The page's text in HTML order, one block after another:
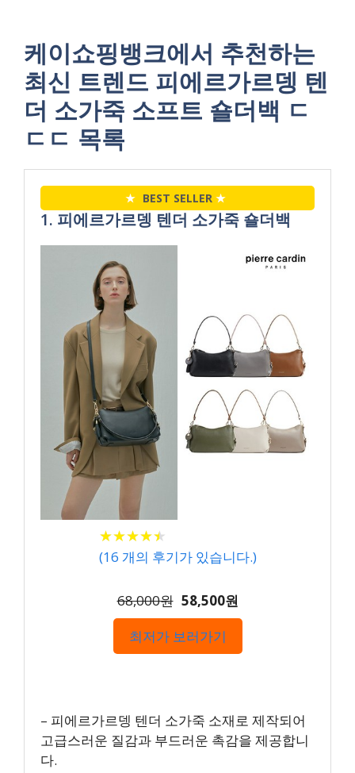
케이쇼핑뱅크에서 추천하는
최신 트렌드 피에르가르뎅 텐
더 소가죽 소프트 숄더백 ㄷ
ㄷㄷ 목록
★ BEST SELLER ★
1. 피에르가르뎅 텐더 소가죽 숄더백
★★★★★
★★★★★
(16 개의 후기가 있습니다.)
68,000원 58,500원
최저가 보러가기
– 피에르가르뎅 텐더 소가죽 소재로 제작되어
고급스러운 질감과 부드러운 촉감을 제공합니
다.